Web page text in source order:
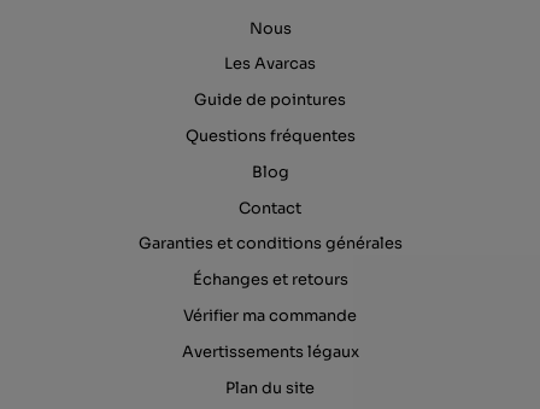
Nous
Les Avarcas
Guide de pointures
Questions fréquentes
Blog
Contact
Garanties et conditions générales
Échanges et retours
Vérifier ma commande
Avertissements légaux
Plan du site